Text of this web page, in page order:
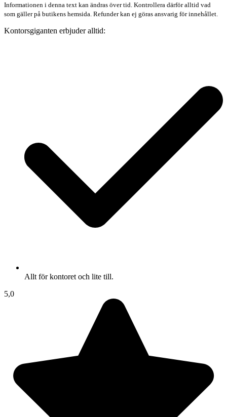
Informationen i denna text kan ändras över tid. Kontrollera därför alltid vad
som gäller på butikens hemsida. Refunder kan ej göras ansvarig för innehållet.
Kontorsgiganten erbjuder alltid:
Allt för kontoret och lite till.
5,0